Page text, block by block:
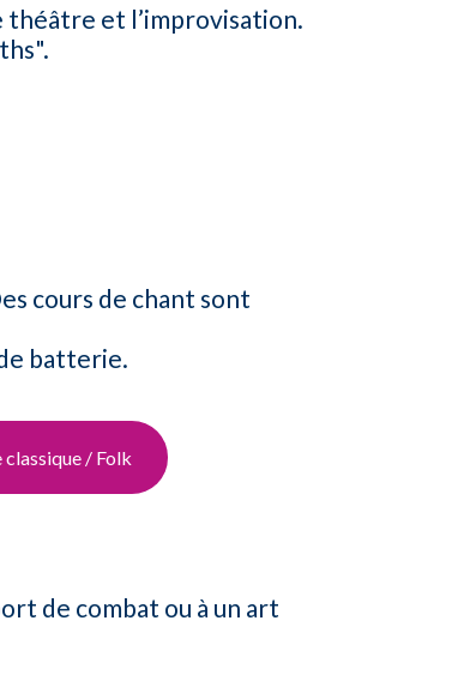
théâtre et l’improvisation.
cours de chant sont
batterie.
classique / Folk
de combat ou à un art